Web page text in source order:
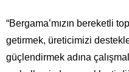
“Bergama’mızın bereketli
getirmek, üreticimizi
güçlendirmek adına